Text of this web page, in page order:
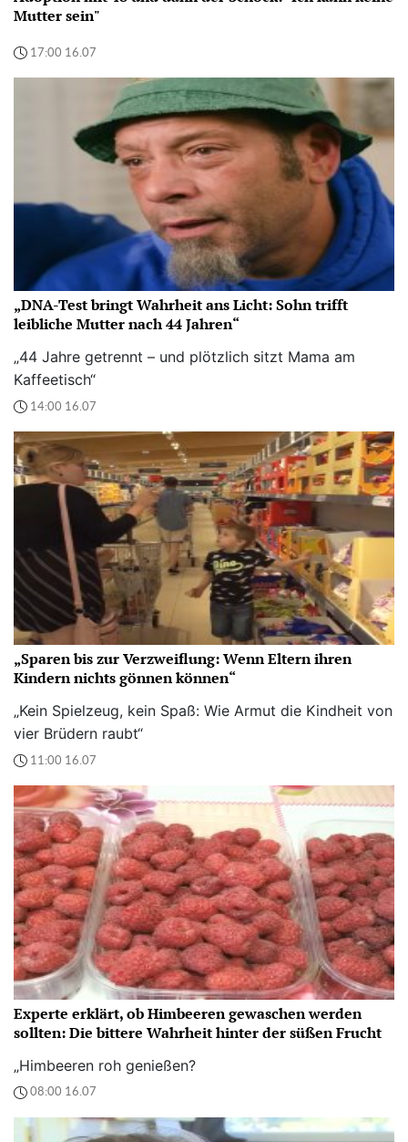
Mutter sein"
17:00 16.07
„DNA-Test bringt Wahrheit ans Licht: Sohn trifft
leibliche Mutter nach 44 Jahren“
„44 Jahre getrennt – und plötzlich sitzt Mama am
Kaffeetisch“
14:00 16.07
„Sparen bis zur Verzweiflung: Wenn Eltern ihren
Kindern nichts gönnen können“
„Kein Spielzeug, kein Spaß: Wie Armut die Kindheit von
vier Brüdern raubt“
11:00 16.07
Experte erklärt, ob Himbeeren gewaschen werden
sollten: Die bittere Wahrheit hinter der süßen Frucht
„Himbeeren roh genießen?
08:00 16.07